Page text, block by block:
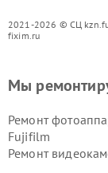
2021-2026 © СЦ
fixim.ru
Мы
Ремонт
Fujifilm
Ремонт